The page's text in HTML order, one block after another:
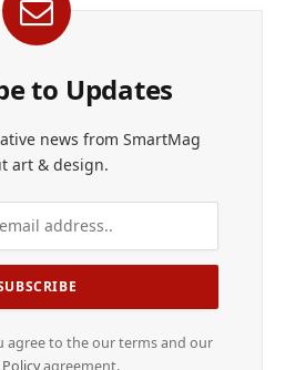
to Updates
news from SmartMag
art & design.
agree to the our terms and our
agreement.